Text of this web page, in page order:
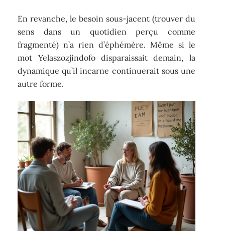
En revanche, le besoin sous-jacent (trouver du
sens dans un quotidien perçu comme
fragmenté) n’a rien d’éphémère. Même si le
mot Yelaszozjindofo disparaissait demain, la
dynamique qu’il incarne continuerait sous une
autre forme.